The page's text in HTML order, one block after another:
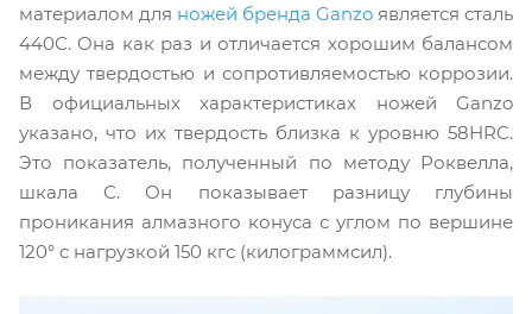
материалом для ножей бренда Ganzo является сталь
440С. Она как раз и отличается хорошим балансом
между твердостью и сопротивляемостью коррозии.
В официальных характеристиках ножей Ganzo
указано, что их твердость близка к уровню 58HRC.
Это показатель, полученный по методу Роквелла,
шкала С. Он показывает разницу глубины
проникания алмазного конуса с углом по вершине
120° с нагрузкой 150 кгс (килограммсил).